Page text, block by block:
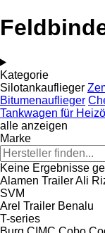
Kategorie
Silotankauflieger
Bitumenauflieger
Tankwagen für
alle anzeigen
Marke
Keine Ergebnisse
Alamen TrailerAli
SVM
Arel Trailer Benalu
T-series